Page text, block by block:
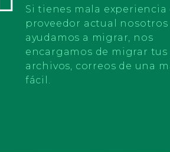
Migración con éxito cuenta
Nueva cuenta registrada
Si tienes mala experiencia
proveedor actual nosotros
ayudamos a migrar, nos
encargamos de migrar tus
archivos, correos de una
fácil.